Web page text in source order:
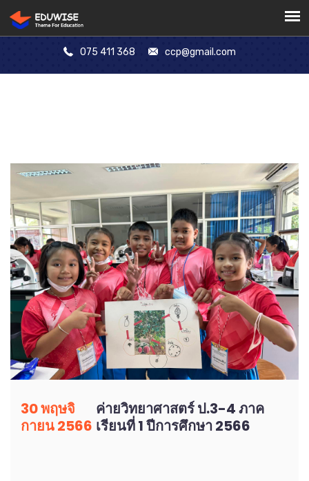
075 411 368 ccp@gmail.com
30 พฤษจิ
กายน 2566
ค่ายวิทยาศาสตร์ ป.3-4 ภาค
เรียนที่ 1 ปีการศึกษา 2566